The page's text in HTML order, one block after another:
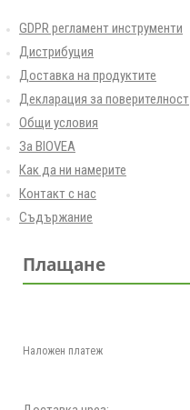
GDPR регламент инструменти
Дистрибуция
Доставка на продуктите
Декларация за поверителност
Общи условия
За BIOVEA
Как да ни намерите
Контакт с нас
Съдържание
Плащане
Наложен платеж